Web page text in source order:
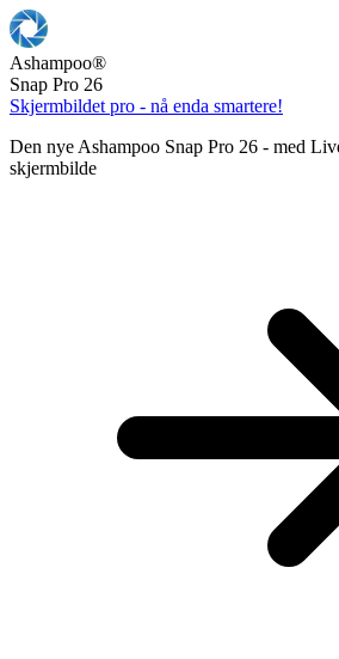
Ashampoo®
Snap Pro 26
Skjermbildet pro - nå enda smartere!
Den nye Ashampoo Snap Pro 26 - med
skjermbilde